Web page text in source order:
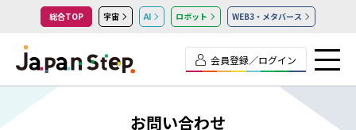
総合TOP 宇宙 AI ロボット WEB3・メタバース
会員登録／ログイン
お問い合わせ